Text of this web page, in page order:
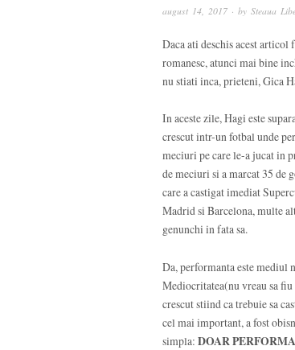
august 14, 2017 · by Steaua
Daca ati deschis acest articol
romanesc, atunci mai bine
nu stiati inca, prieteni, Gica
In aceste zile, Hagi este
crescut intr-un fotbal unde
meciuri pe care le-a jucat in
de meciuri si a marcat 35 de
care a castigat imediat
Madrid si Barcelona, multe
genunchi in fata sa.
Da, performanta este mediul
Mediocritatea(nu vreau sa fiu
crescut stiind ca trebuie sa
cel mai important, a fost
simpla: DOAR